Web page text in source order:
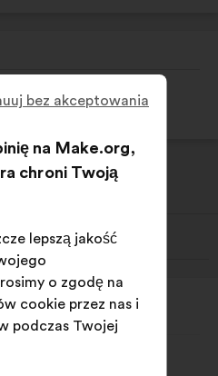
sur les biais et la
bez akceptowania
na Make.org,
chroni Twoją
lepszą jakość
o zgodę na
cookie przez nas i
podczas Twojej